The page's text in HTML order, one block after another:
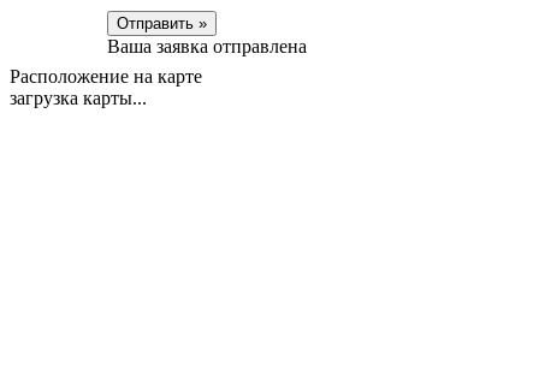
Отправить »
Ваша заявка отправлена
Расположение на карте
загрузка карты...